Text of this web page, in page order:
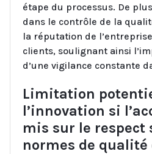
étape du processus. De
dans le contrôle de la
la réputation de
clients, soulignant ainsi
d’une vigilance constante
Limitation
l’innovation si
mis sur le respect
normes de